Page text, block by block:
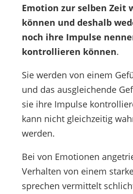
Emotion zur selben Zeit
können und deshalb
noch ihre Impulse
kontrollieren können.
Sie werden von einem
und das ausgleichende
sie ihre Impulse
kann nicht gleichzeitig
werden.
Bei von Emotionen
Verhalten von einem
sprechen vermittelt